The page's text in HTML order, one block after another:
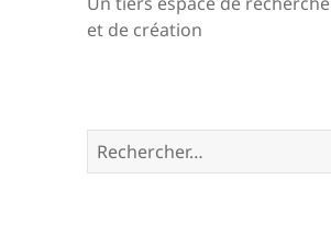
et de création
Rechercher :